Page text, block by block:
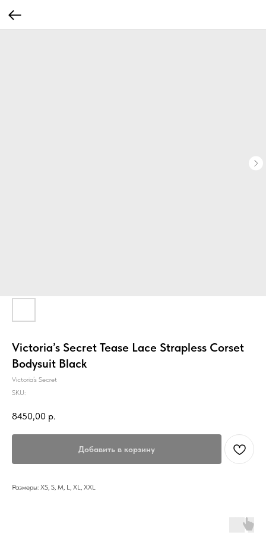
Victoria’s Secret Tease Lace Strapless Corset
Bodysuit Black
Victoria’s Secret
SKU:
8450,00 р.
Добавить в корзину
Размеры: XS, S, M, L, XL, XXL